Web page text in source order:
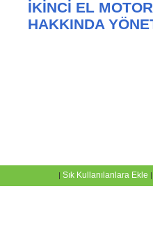
İKİNCİ EL
HAKKINDA
| Sık Kullanılanlara Ekle